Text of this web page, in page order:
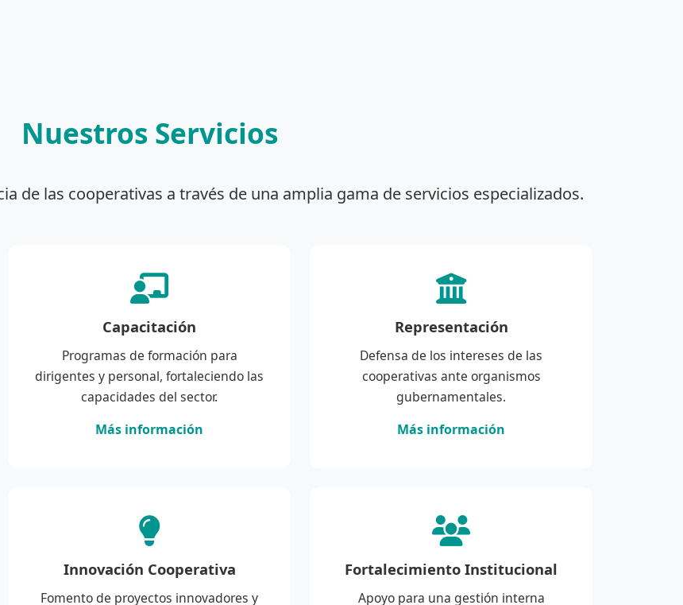
Nuestros Servicios
de las cooperativas a través de una amplia gama de servicios especializados.
Capacitación
Programas de formación para
dirigentes y personal, fortaleciendo las
capacidades del sector.
Más información
Representación
Defensa de los intereses de las
cooperativas ante organismos
gubernamentales.
Más información
Innovación Cooperativa
Fomento de proyectos innovadores y
Fortalecimiento Institucional
Apoyo para una gestión interna